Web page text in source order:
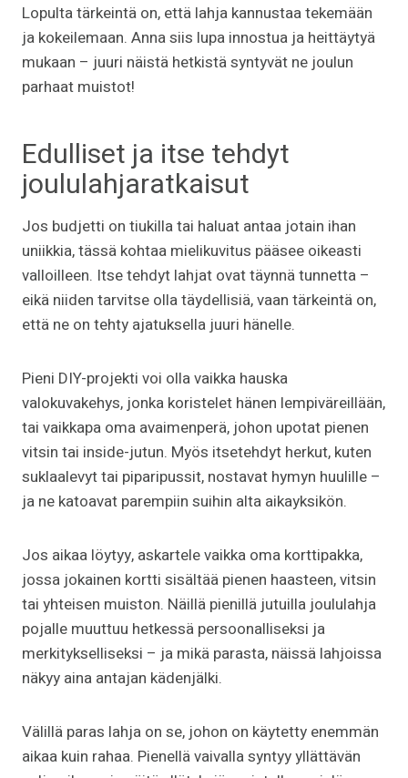
Lopulta tärkeintä on, että lahja kannustaa tekemään
ja kokeilemaan. Anna siis lupa innostua ja heittäytyä
mukaan – juuri näistä hetkistä syntyvät ne joulun
parhaat muistot!
Edulliset ja itse tehdyt
joululahjaratkaisut
Jos budjetti on tiukilla tai haluat antaa jotain ihan
uniikkia, tässä kohtaa mielikuvitus pääsee oikeasti
valloilleen. Itse tehdyt lahjat ovat täynnä tunnetta –
eikä niiden tarvitse olla täydellisiä, vaan tärkeintä on,
että ne on tehty ajatuksella juuri hänelle.
Pieni DIY-projekti voi olla vaikka hauska
valokuvakehys, jonka koristelet hänen lempiväreillään,
tai vaikkapa oma avaimenperä, johon upotat pienen
vitsin tai inside-jutun. Myös itsetehdyt herkut, kuten
suklaalevyt tai piparipussit, nostavat hymyn huulille –
ja ne katoavat parempiin suihin alta aikayksikön.
Jos aikaa löytyy, askartele vaikka oma korttipakka,
jossa jokainen kortti sisältää pienen haasteen, vitsin
tai yhteisen muiston. Näillä pienillä jutuilla joululahja
pojalle muuttuu hetkessä persoonalliseksi ja
merkitykselliseksi – ja mikä parasta, näissä lahjoissa
näkyy aina antajan kädenjälki.
Välillä paras lahja on se, johon on käytetty enemmän
aikaa kuin rahaa. Pienellä vaivalla syntyy yllättävän